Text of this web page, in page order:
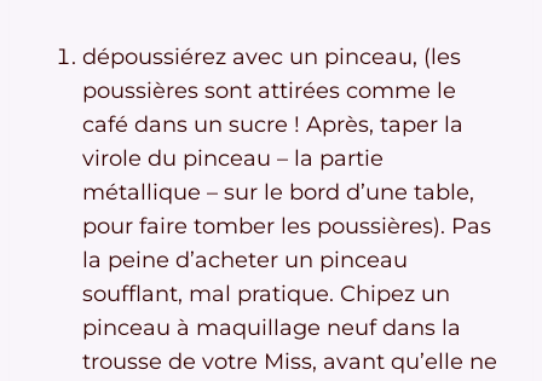
dépoussiérez avec un pinceau, (les
poussières sont attirées comme le
café dans un sucre ! Après, taper la
virole du pinceau – la partie
métallique – sur le bord d’une table,
pour faire tomber les poussières). Pas
la peine d’acheter un pinceau
soufflant, mal pratique. Chipez un
pinceau à maquillage neuf dans la
trousse de votre Miss, avant qu’elle ne